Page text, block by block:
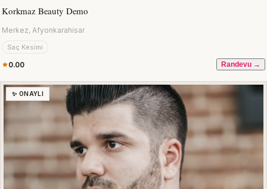
Korkmaz Beauty Demo
Merkez, Afyonkarahisar
Saç Kesimi
0.00 Randevu →
✨ ONAYLI